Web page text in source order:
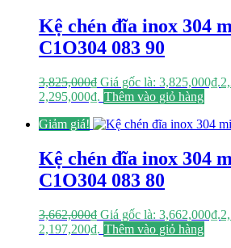
Kệ chén đĩa inox 304
C1O304 083 90
3,825,000₫ Giá gốc là: 3,825,000₫.
2,295,000₫. Thêm vào giỏ hàng
Giảm giá!
Kệ chén đĩa inox 304
C1O304 083 80
3,662,000₫ Giá gốc là: 3,662,000₫.
2,197,200₫. Thêm vào giỏ hàng